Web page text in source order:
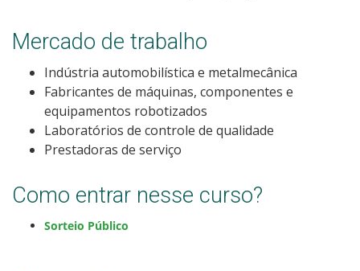
Como posso estudar no IFSC?
Calendário de inscrições
Processos Seletivos
Orientações para comprovação de cotas
Mercado de trabalho
Indústria automobilística e metalmecânica
Fabricantes de máquinas, componentes e
equipamentos robotizados
Laboratórios de controle de qualidade
Prestadoras de serviço
Como entrar nesse curso?
Sorteio Público